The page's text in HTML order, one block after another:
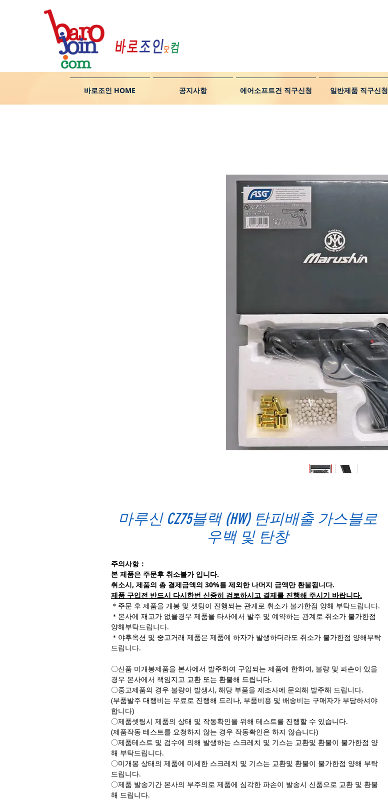
바로조인 HOME 공지사항 에어소프트건 직구신청 일반제품 직구신청
마루신 CZ75블랙 (HW) 탄피배출 가스블로
우백 및 탄창
주의사항：
본 제품은 주문후 취소불가 입니다.
취소시, 제품의 총 결제금액의 30%를 제외한 나머지 금액만 환불됩니다.
제품 구입전 반드시 다시한번 신중히 검토하시고 결제를 진행해 주시기 바랍니다.
＊주문 후 제품을 개봉 및 셋팅이 진행되는 관계로 취소가 불가한점 양해 부탁드립니다.
＊본사에 재고가 없을경우 제품을 타사에서 발주 및 예약하는 관계로 취소가 불가한점
양해부탁드립니다.
＊야후옥션 및 중고거래 제품은 제품에 하자가 발생하더라도 취소가 불가한점 양해부탁
드립니다.
〇신품 미개봉제품을 본사에서 발주하여 구입되는 제품에 한하여, 불량 및 파손이 있을
경우 본사에서 책임지고 교환 또는 환불해 드립니다.
〇중고제품의 경우 불량이 발생시, 해당 부품을 제조사에 문의해 발주해 드립니다.
(부품발주 대행비는 무료로 진행해 드리나, 부품비용 및 배송비는 구매자가 부담하셔야
합니다)
〇제품셋팅시 제품의 상태 및 작동확인을 위해 테스트를 진행할 수 있습니다.
(제품작동 테스트를 요청하지 않는 경우 작동확인은 하지 않습니다)
〇제품테스트 및 검수에 의해 발생하는 스크레치 및 기스는 교환및 환불이 불가한점 양
해 부탁드립니다.
〇미개봉 상태의 제품에 미세한 스크레치 및 기스는 교환및 환불이 불가한점 양해 부탁
드립니다.
〇제품 발송기간 본사의 부주의로 제품에 심각한 파손이 발송시 신품으로 교환 및 환불
해 드립니다.